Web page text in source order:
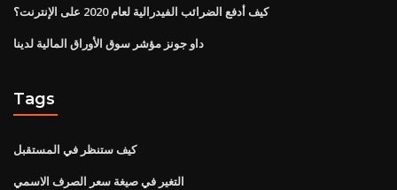
كيف أدفع الضرائب الفيدرالية لعام 2020 على الإنترنت؟
داو جونز مؤشر سوق الأوراق المالية لدينا
Tags
كيف ستنظر في المستقبل
التغير في صيغة سعر الصرف الاسمي